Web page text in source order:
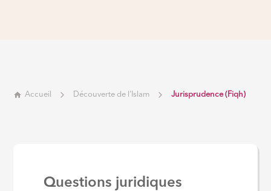
Accueil Découverte de l'Islam Jurisprudence (Fiqh)
Questions juridiques